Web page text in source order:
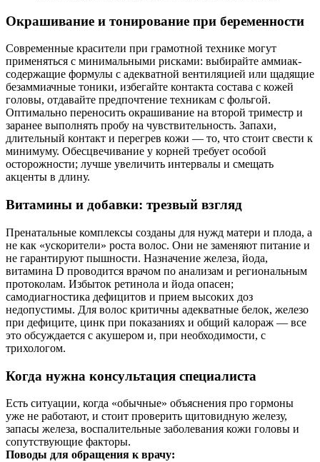
Окрашивание и тонирование при беременности
Современные красители при грамотной технике могут
применяться с минимальными рисками: выбирайте аммиак-
содержащие формулы с адекватной вентиляцией или щадящие
безаммиачные тоники, избегайте контакта состава с кожей
головы, отдавайте предпочтение техникам с фольгой.
Оптимально переносить окрашивание на второй триместр и
заранее выполнять пробу на чувствительность. Запахи,
длительный контакт и перегрев кожи — то, что стоит свести к
минимуму. Обесцвечивание у корней требует особой
осторожности; лучше увеличить интервалы и смещать
акценты в длину.
Витамины и добавки: трезвый взгляд
Пренатальные комплексы созданы для нужд матери и плода, а
не как «ускорители» роста волос. Они не заменяют питание и
не гарантируют пышности. Назначение железа, йода,
витамина D проводится врачом по анализам и региональным
протоколам. Избыток ретинола и йода опасен;
самодиагностика дефицитов и прием высоких доз
недопустимы. Для волос критичны адекватные белок, железо
при дефиците, цинк при показаниях и общий калораж — все
это обсуждается с акушером и, при необходимости, с
трихологом.
Когда нужна консультация специалиста
Есть ситуации, когда «обычные» объяснения про гормоны
уже не работают, и стоит проверить щитовидную железу,
запасы железа, воспалительные заболевания кожи головы и
сопутствующие факторы.
Поводы для обращения к врачу: